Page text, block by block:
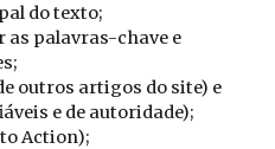
do texto;
as palavras-chave e
outros artigos do site) e
e de autoridade);
to Action);